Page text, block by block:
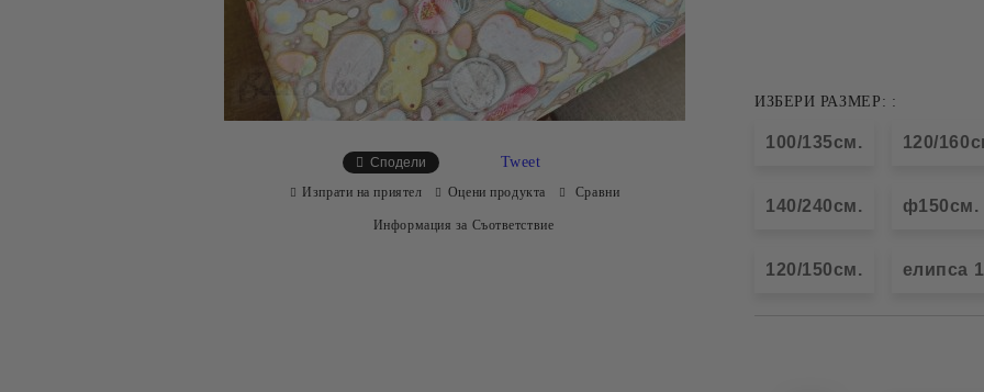
ИЗБЕРИ РАЗМЕР: :
100/135см. 120/
140/240см. ф150см.
120/150см. елипса
Сподели Tweet
Изпрати на приятел Оцени продукта Сравни
Информация за Съответствие